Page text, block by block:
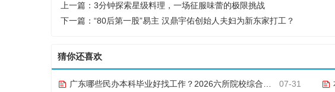
上一篇： 3分钟探索星级料理，一场征服味蕾的极限挑战
下一篇： “80后第一股”易主 汉鼎宇佑创始人夫妇为新东家打工？
猜你还喜欢
07-31
广东哪些民办本科毕业好找工作？2026六所院校综合实力与就业数据解读